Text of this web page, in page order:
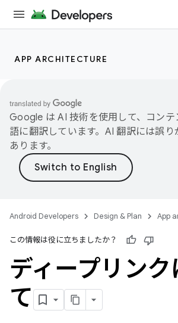
APP ARCHITECTURE
Google は AI 技術を使用して、コン
語に翻訳しています。AI 翻訳には誤
あります。
Android Developers Design & Plan App
この情報は役に立ちましたか？
ディープリン
て